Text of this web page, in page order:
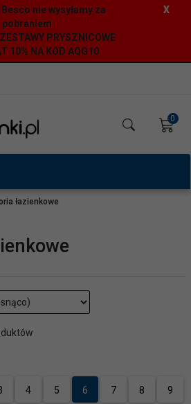
nie wysyłamy za
pobraniem
PRYSZNICOWE
10% NA KOD AQG10
X
0
łazienkowe
4 5 6 7 8 9